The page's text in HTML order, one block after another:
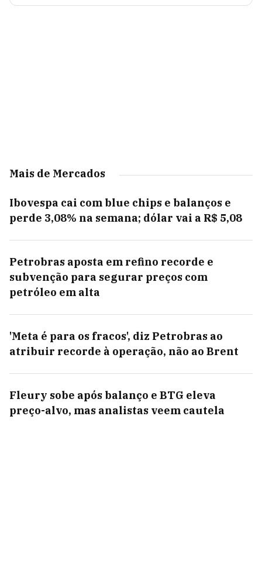
Mais de Mercados
Ibovespa cai com blue chips e balanços e
perde 3,08% na semana; dólar vai a R$ 5,08
Petrobras aposta em refino recorde e
subvenção para segurar preços com
petróleo em alta
'Meta é para os fracos', diz Petrobras ao
atribuir recorde à operação, não ao Brent
Fleury sobe após balanço e BTG eleva
preço-alvo, mas analistas veem cautela